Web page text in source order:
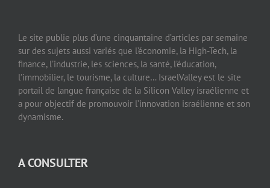
Le site publie plus d’une cinquantaine d’articles par semaine
sur des sujets aussi variés que l’économie, la High-Tech, la
finance, l’industrie, les sciences, la santé, l’éducation,
l’immobilier, le tourisme, la culture… IsraelValley est le site
portail de langue française de la Silicon Valley israélienne et
a pour objectif de promouvoir l’innovation israélienne et son
dynamisme.
A CONSULTER